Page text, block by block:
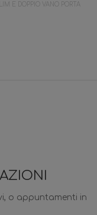
E DOPPIO VANO PORTA
o appuntamenti in